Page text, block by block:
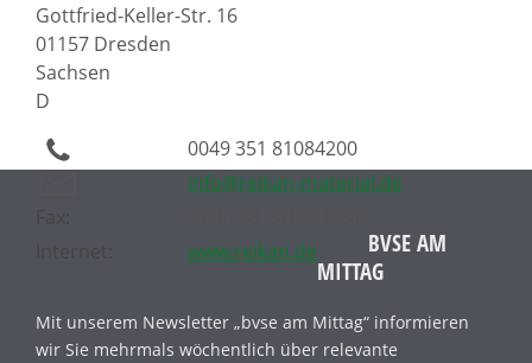
Gottfried-Keller-Str. 16
01157 Dresden
Sachsen
D
0049 351 81084200
info@reikan-material.de
www.reikan.de
BVSE AM
MITTAG
Mit unserem Newsletter „bvse am Mittag“ informieren
wir Sie mehrmals wöchentlich über relevante